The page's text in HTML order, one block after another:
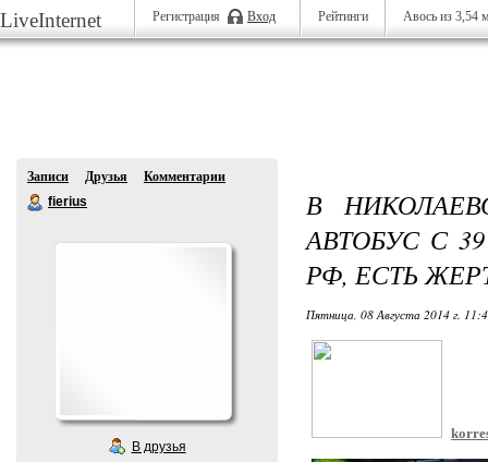
LiveInternet Регистрация Вход Рейтинги Авось из 3,54
Записи Друзья
Комментарии
fierius
В друзья
В
АВТОБУС С
РФ, ЕСТЬ
Пятница, 08 Августа 2014 г.